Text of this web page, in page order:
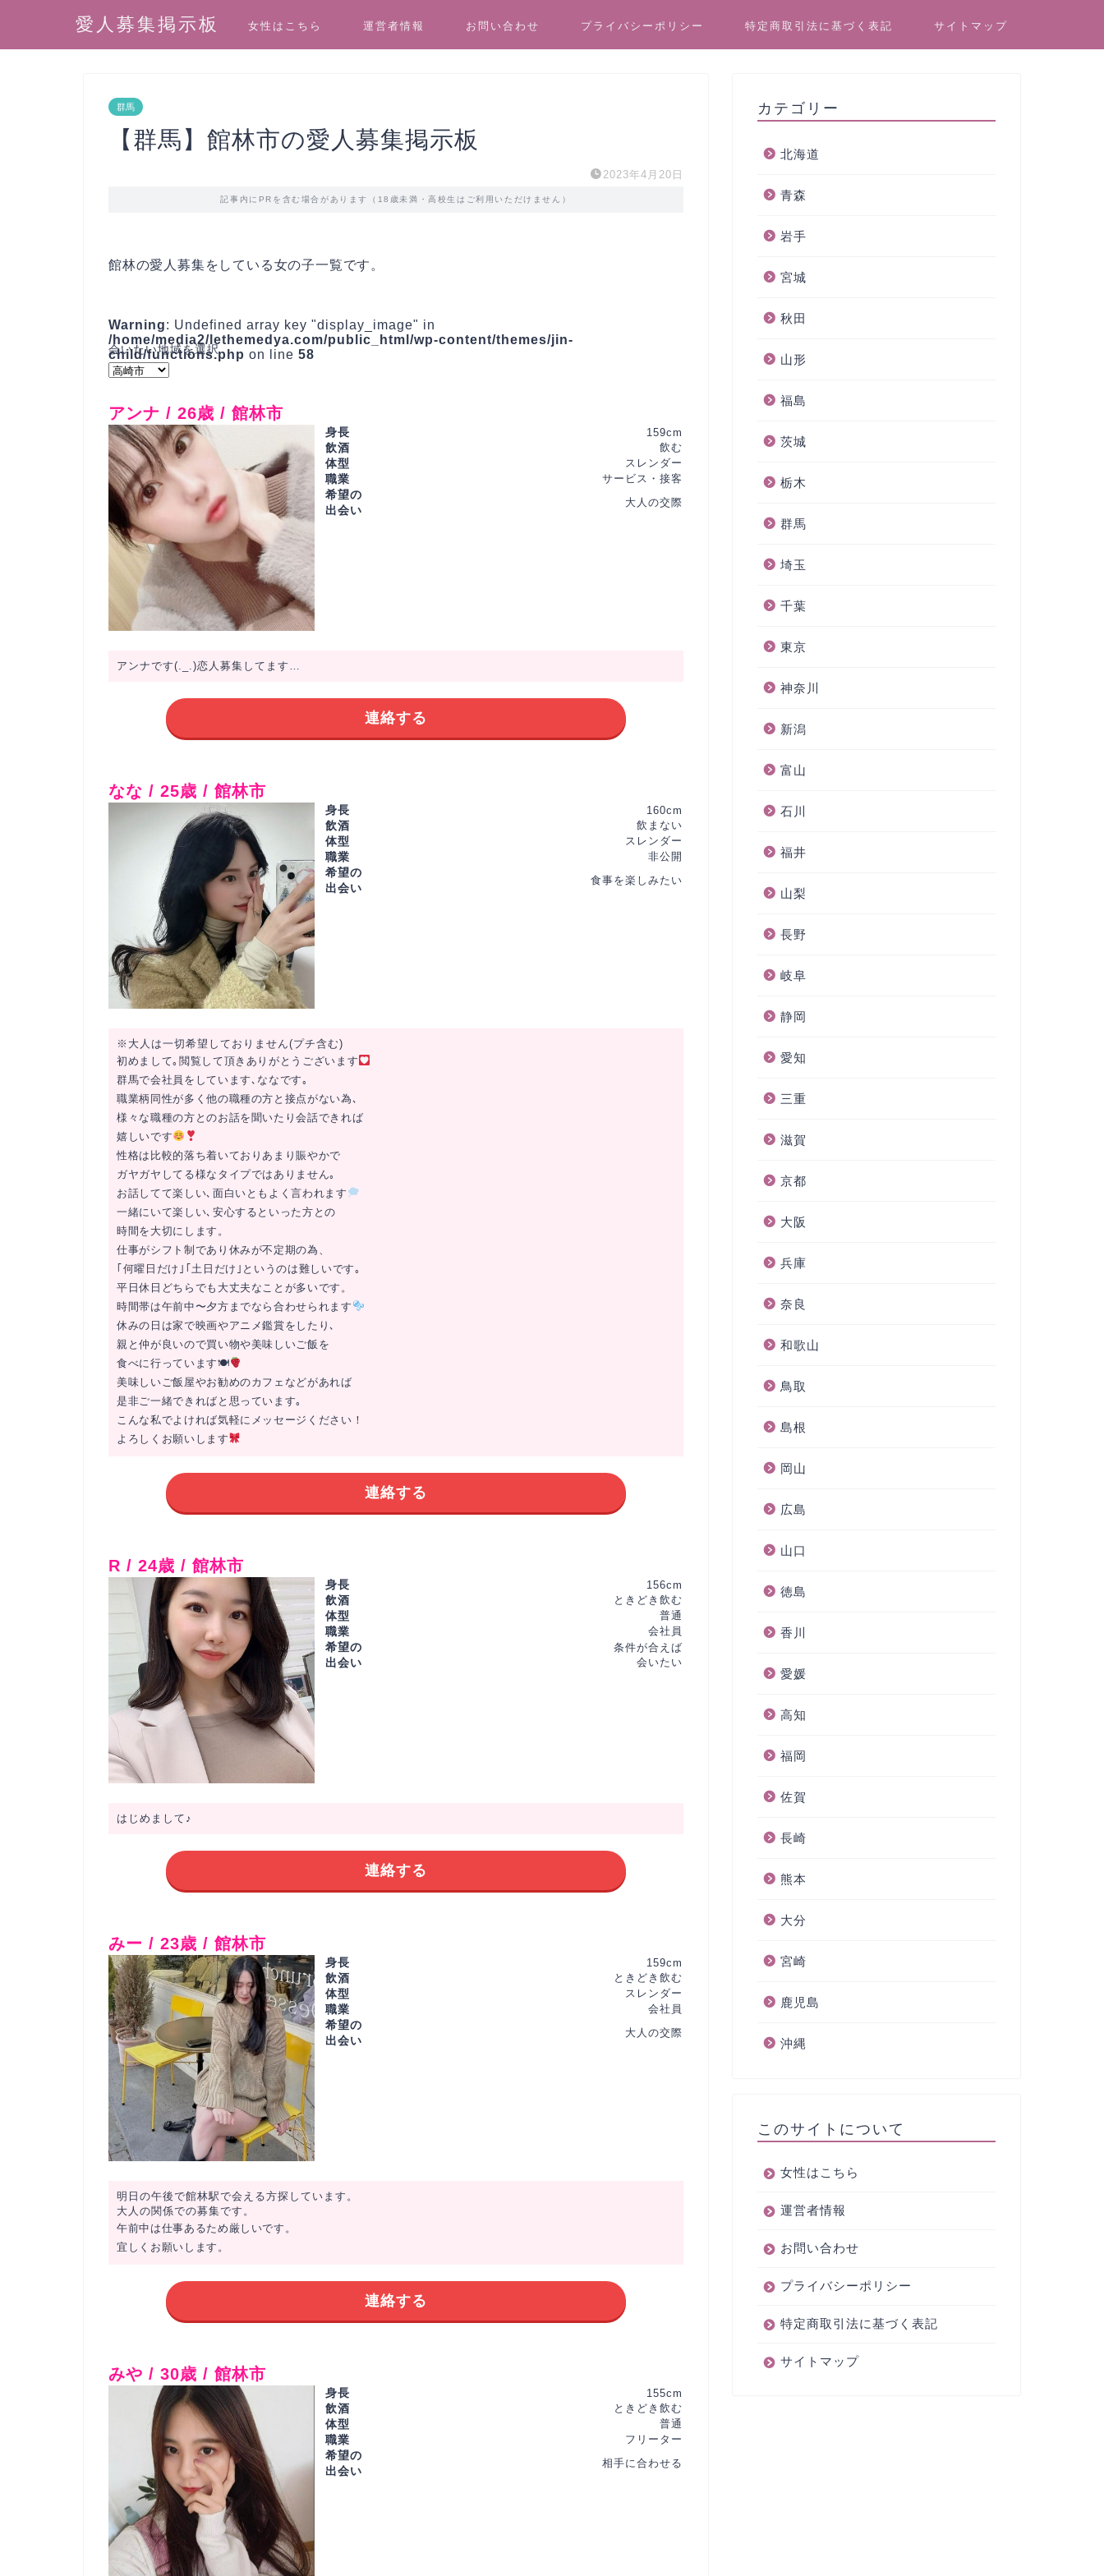
愛人募集掲示板 女性はこちら 運営者情報 お問い合わせ プライバシーポリシー 特定商取引法に基づく表記 サイトマップ
群馬
【群馬】館林市の愛人募集掲示板
2023年4月20日
記事内にPRを含む場合があります（18歳未満・高校生はご利用いただけません）
館林の愛人募集をしている女の子一覧です。
Warning: Undefined array key "display_image" in
/home/media2/lethemedya.com/public_html/wp-content/themes/jin-
child/functions.php on line 58
アンナ / 26歳 / 館林市
身長 159cm
飲酒 飲む
体型 スレンダー
職業 サービス・接客
希望の
出会い
大人の交際
アンナです(._.)恋人募集してます…
連絡する
なな / 25歳 / 館林市
身長 160cm
飲酒 飲まない
体型 スレンダー
職業 非公開
希望の
出会い
食事を楽しみたい
※大人は一切希望しておりません(プチ含む)
初めまして｡閲覧して頂きありがとうございます
群馬で会社員をしています､ななです｡
職業柄同性が多く他の職種の方と接点がない為､
様々な職種の方とのお話を聞いたり会話できれば
嬉しいです
性格は比較的落ち着いておりあまり賑やかで
ガヤガヤしてる様なタイプではありません｡
お話してて楽しい､面白いともよく言われます
一緒にいて楽しい､安心するといった方との
時間を大切にします。
仕事がシフト制であり休みが不定期の為、
｢何曜日だけ｣｢土日だけ｣というのは難しいです｡
平日休日どちらでも大丈夫なことが多いです。
時間帯は午前中〜夕方までなら合わせられます
休みの日は家で映画やアニメ鑑賞をしたり､
親と仲が良いので買い物や美味しいご飯を
食べに行っています🍽
美味しいご飯屋やお勧めのカフェなどがあれば
是非ご一緒できればと思っています｡
こんな私でよければ気軽にメッセージください！
よろしくお願いします
連絡する
R / 24歳 / 館林市
身長 156cm
飲酒 ときどき飲む
体型 普通
職業 会社員
希望の
出会い
条件が合えば
会いたい
はじめまして♪
連絡する
みー / 23歳 / 館林市
身長 159cm
飲酒 ときどき飲む
体型 スレンダー
職業 会社員
希望の
出会い
大人の交際
明日の午後で館林駅で会える方探しています。
大人の関係での募集です。
午前中は仕事あるため厳しいです。
宜しくお願いします。
連絡する
みや / 30歳 / 館林市
身長 155cm
飲酒 ときどき飲む
体型 普通
職業 フリーター
希望の
出会い
相手に合わせる
カテゴリー
北海道
青森
岩手
宮城
秋田
山形
福島
茨城
栃木
群馬
埼玉
千葉
東京
神奈川
新潟
富山
石川
福井
山梨
長野
岐阜
静岡
愛知
三重
滋賀
京都
大阪
兵庫
奈良
和歌山
鳥取
島根
岡山
広島
山口
徳島
香川
愛媛
高知
福岡
佐賀
長崎
熊本
大分
宮崎
鹿児島
沖縄
このサイトについて
女性はこちら
運営者情報
お問い合わせ
プライバシーポリシー
特定商取引法に基づく表記
サイトマップ